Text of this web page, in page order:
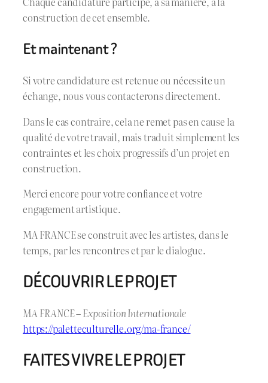
construction de cet ensemble.
Et maintenant ?
Si votre candidature est retenue ou nécessite un
échange, nous vous contacterons directement.
Dans le cas contraire, cela ne remet pas en cause la
qualité de votre travail, mais traduit simplement les
contraintes et les choix progressifs d’un projet en
construction.
Merci encore pour votre confiance et votre
engagement artistique.
MA FRANCE se construit avec les artistes, dans le
temps, par les rencontres et par le dialogue.
DÉCOUVRIR LE PROJET
MA FRANCE – Exposition Internationale
https://paletteculturelle.org/ma-france/
FAITES VIVRE LE PROJET